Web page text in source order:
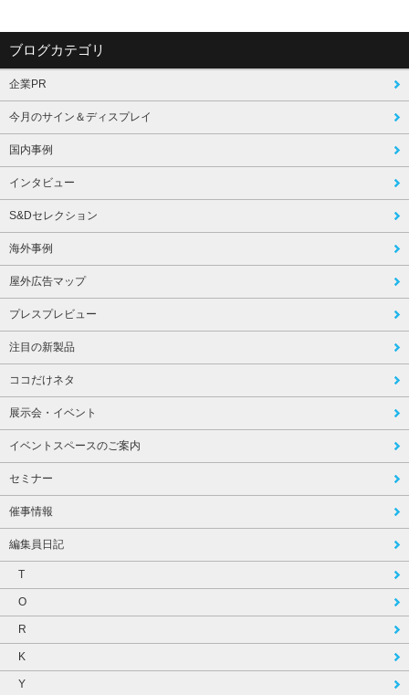
ブログカテゴリ
企業PR
今月のサイン＆ディスプレイ
国内事例
インタビュー
S&Dセレクション
海外事例
屋外広告マップ
プレスプレビュー
注目の新製品
ココだけネタ
展示会・イベント
イベントスペースのご案内
セミナー
催事情報
編集員日記
T
O
R
K
Y